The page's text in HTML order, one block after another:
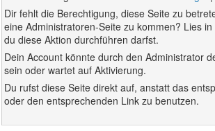
Dir fehlt die Berechtigung, diese Seite zu
eine Administratoren-Seite zu kommen? Lies
du diese Aktion durchführen darfst.
Dein Account könnte durch den Administrator
sein oder wartet auf Aktivierung.
Du rufst diese Seite direkt auf, anstatt das
oder den entsprechenden Link zu benutzen.